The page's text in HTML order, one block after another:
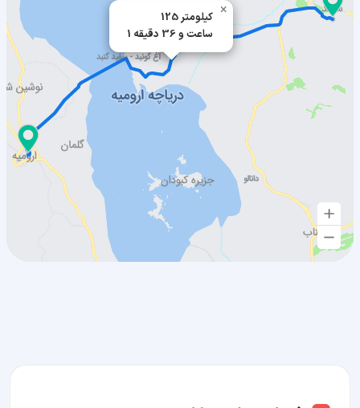
125 کیلومتر
1 ساعت و 36 دقیقه
×